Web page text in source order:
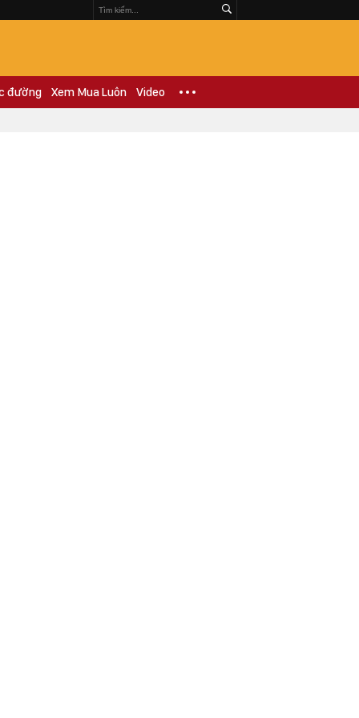
đường Xem Mua Luôn Video